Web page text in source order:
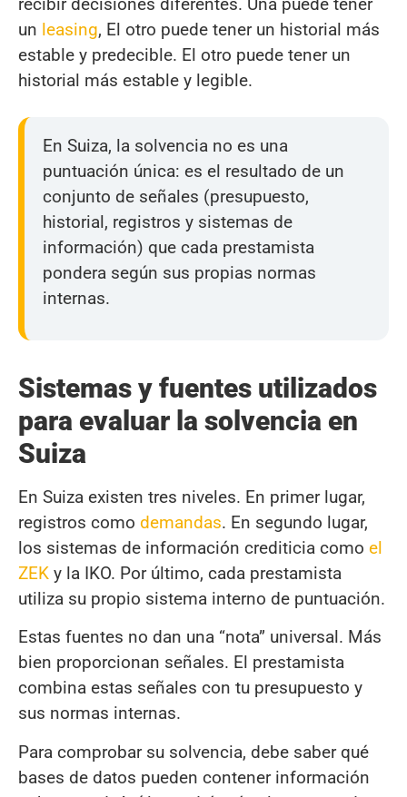
un leasing, El otro puede tener un historial más
estable y predecible. El otro puede tener un
historial más estable y legible.
En Suiza, la solvencia no es una
puntuación única: es el resultado de un
conjunto de señales (presupuesto,
historial, registros y sistemas de
información) que cada prestamista
pondera según sus propias normas
internas.
Sistemas y fuentes utilizados
para evaluar la solvencia en
Suiza
En Suiza existen tres niveles. En primer lugar,
registros como demandas. En segundo lugar,
los sistemas de información crediticia como el
ZEK y la IKO. Por último, cada prestamista
utiliza su propio sistema interno de puntuación.
Estas fuentes no dan una “nota” universal. Más
bien proporcionan señales. El prestamista
combina estas señales con tu presupuesto y
sus normas internas.
Para comprobar su solvencia, debe saber qué
bases de datos pueden contener información